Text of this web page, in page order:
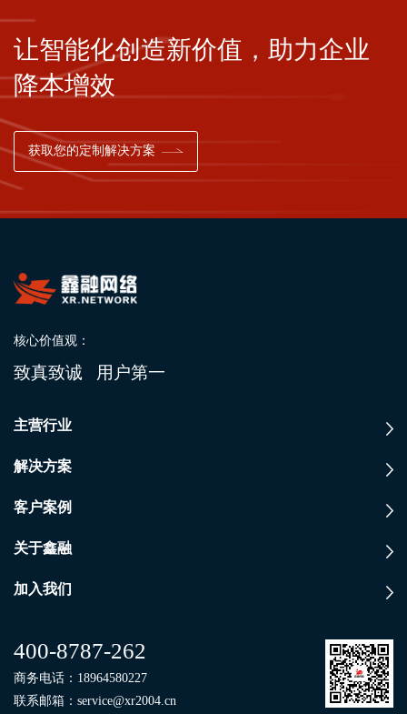
让智能化创造新价值，助力企业
降本增效
获取您的定制解决方案
核心价值观：
致真致诚 用户第一
主营行业
解决方案
客户案例
关于鑫融
加入我们
400-8787-262
商务电话： 18964580227
联系邮箱： service@xr2004.cn